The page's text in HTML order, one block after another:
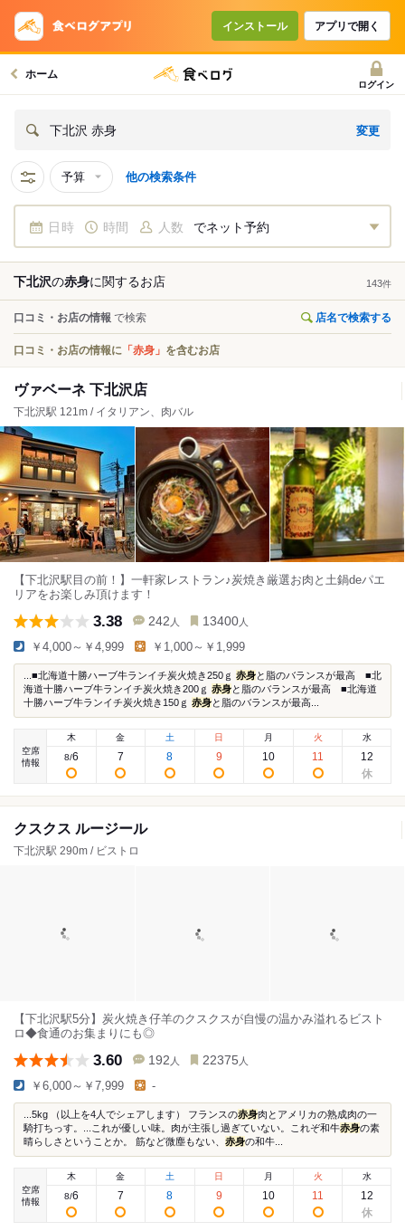
インストール アプリで開く
ホーム
ログイン
下北沢 赤身 変更
予算 他の検索条件
日時 時間 人数 でネット予約
下北沢の赤身に関するお店 143件
口コミ・お店の情報 で検索 店名で検索する
口コミ・お店の情報に 「赤身」 を含むお店
ヴァベーネ 下北沢店
下北沢駅 121m / イタリアン、肉バル
【下北沢駅目の前！】一軒家レストラン♪炭焼き厳選お肉と土鍋deパエ
リアをお楽しみ頂けます！
3.38 242 人 13400 人
￥4,000～￥4,999 ￥1,000～￥1,999
...■北海道十勝ハーブ牛ランイチ炭火焼き250ｇ 赤身と脂のバランスが最高 ■北
海道十勝ハーブ牛ランイチ炭火焼き200ｇ 赤身と脂のバランスが最高 ■北海道
十勝ハーブ牛ランイチ炭火焼き150ｇ 赤身と脂のバランスが最高...
空席
情報
木
8/6
金
7
土
8
日
9
月
10
火
11
水
12
クスクス ルージール
下北沢駅 290m / ビストロ
【下北沢駅5分】炭火焼き仔羊のクスクスが自慢の温かみ溢れるビスト
ロ◆食通のお集まりにも◎
3.60 192 人 22375 人
￥6,000～￥7,999 -
...5kg （以上を4人でシェアします） フランスの赤身肉とアメリカの熟成肉の一
騎打ちっす。...これが優しい味。肉が主張し過ぎていない。これぞ和牛赤身の素
晴らしさということか。 筋など微塵もない、 赤身の和牛...
空席
情報
木
8/6
金
7
土
8
日
9
月
10
火
11
水
12